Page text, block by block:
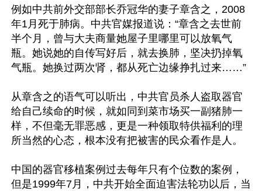
例如中共前外交部部长乔冠华的妻子章含之，2008
年1月死于肺病。中共官媒报道说：“章含之去世前
半个月，曾与大夫商量她屋子里哪里可以放氧气
瓶。她说她的自传写好后，就去换肺，坚决扔掉氧
气瓶。她换过两次肾，都从死亡边缘挣扎过来……”
从章含之的语气可以听出，中共官员杀人盗取器官
给自己续命的时候，就如同到菜市场买一副猪肺一
样，不但毫无罪恶感，更是一种领取特供福利的理
所当然的心态，根本没有把被害的民众看作是人。
中国的器官移植案例过去每年只有个位数的案例，
但是1999年7月，中共开始全面迫害法轮功以后，当